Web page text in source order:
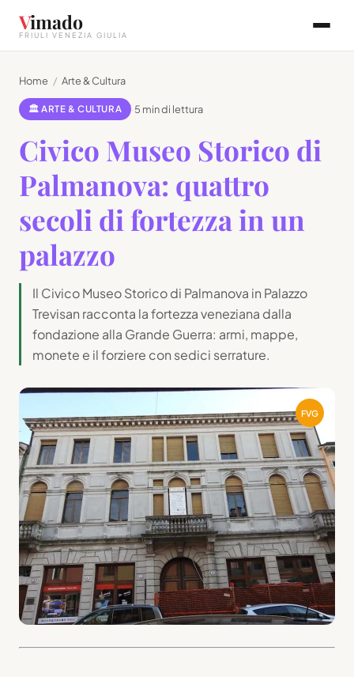
Vimado
FRIULI VENEZIA GIULIA
Home / Arte & Cultura
🏛 ARTE & CULTURA ·5 min di lettura
Civico Museo Storico di
Palmanova: quattro
secoli di fortezza in un
palazzo
Il Civico Museo Storico di Palmanova in Palazzo
Trevisan racconta la fortezza veneziana dalla
fondazione alla Grande Guerra: armi, mappe,
monete e il forziere con sedici serrature.
FVG